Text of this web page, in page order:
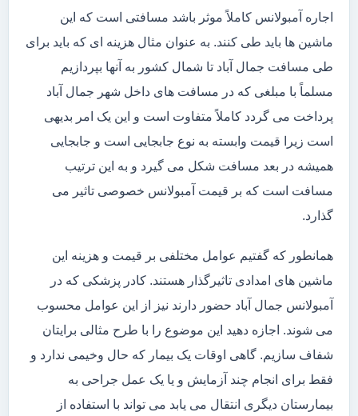
اجاره آمبولانس کاملاً موثر باشد مسافتی است که این
ماشین ها باید طی کنند. به عنوان مثال هزینه ای که باید برای
طی مسافت جمال آباد تا شمال کشور به آنها بپردازیم
مسلماً با مبلغی که در مسافت های داخل شهر جمال آباد
پرداخت می گردد کاملاً متفاوت است و این یک امر بدیهی
است زیرا قیمت وابسته به نوع جابجایی است و جابجایی
همیشه در بعد مسافت شکل می گیرد و به این ترتیب
مسافت است که بر قیمت آمبولانس خصوصی تاثیر می
گذارد.
همانطور که گفتیم عوامل مختلفی بر قیمت و هزینه این
ماشین های امدادی تاثیرگذار هستند. کادر پزشکی که در
آمبولانس جمال آباد حضور دارند نیز از این عوامل محسوب
می شوند. اجازه دهید این موضوع را با طرح مثالی برایتان
شفاف سازیم. گاهی اوقات یک بیمار که حال وخیمی ندارد و
فقط برای انجام چند آزمایش و یا یک عمل جراحی به
بیمارستان دیگری انتقال می یابد می تواند با استفاده از